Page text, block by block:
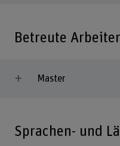
Betreute
Master
Sprachen- und